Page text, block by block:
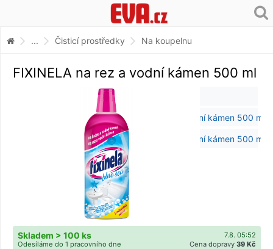
... Čisticí prostředky Na koupelnu
FIXINELA na rez a vodní kámen 500 ml
7.8. 05:52
Skladem > 100 ks
Cena dopravy 39 Kč
Odesíláme do 1 pracovního dne